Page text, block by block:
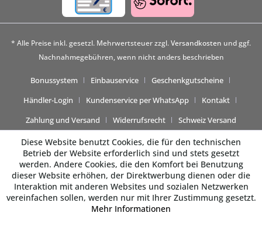
* Alle Preise inkl. gesetzl. Mehrwertsteuer zzgl.Versandkosten und ggf.
Nachnahmegebühren, wenn nicht anders beschrieben
Bonussystem Einbauservice
Geschenkgutscheine
Händler-Login
Kundenservice per WhatsApp
Kontakt
Zahlung und Versand
Widerrufsrecht Schweiz Versand
Diese Website benutzt Cookies, die für den technischen
Betrieb der Website erforderlich sind und stets gesetzt
werden. Andere Cookies, die den Komfort bei Benutzung
dieser Website erhöhen, der Direktwerbung dienen oder die
Interaktion mit anderen Websites und sozialen Netzwerken
vereinfachen sollen, werden nur mit Ihrer Zustimmung gesetzt.
Mehr Informationen